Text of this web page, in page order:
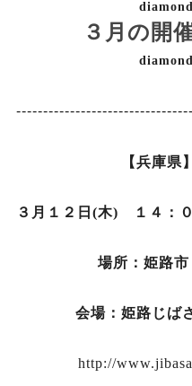
３月の開
【兵庫県】
３月１２日(木) １４：
場所：姫
会場：姫路じば
http://